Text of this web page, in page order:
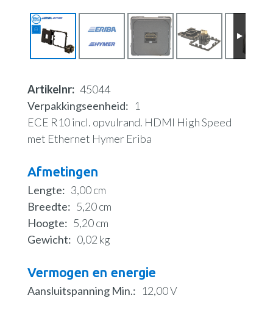
Artikelnr 45044
Verpakkingseenheid
1
ECE R10 incl. opvulrand. HDMI High Speed
met Ethernet Hymer Eriba
Afmetingen
Lengte
3,00 cm
Breedte
5,20 cm
Hoogte
5,20 cm
Gewicht
0,02 kg
Vermogen en energie
Aansluitspanning Min. 12,00 V